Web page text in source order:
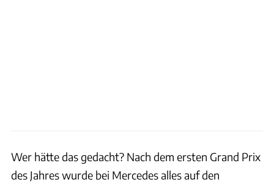
Wer hätte das gedacht? Nach dem ersten Grand Prix
des Jahres wurde bei Mercedes alles auf den